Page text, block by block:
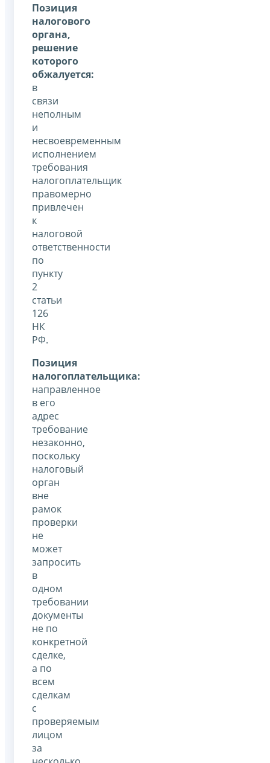
Позиция
налогового
органа,
решение
которого
обжалуется:
в
связи
неполным
и
несвоевременным
исполнением
требования
налогоплательщик
правомерно
привлечен
к
налоговой
ответственности
по
пункту
2
статьи
126
НК
РФ.
Позиция
налогоплательщика:
направленное
в его
адрес
требование
незаконно,
поскольку
налоговый
орган
вне
рамок
проверки
не
может
запросить
в
одном
требовании
документы
не по
конкретной
сделке,
а по
всем
сделкам
с
проверяемым
лицом
за